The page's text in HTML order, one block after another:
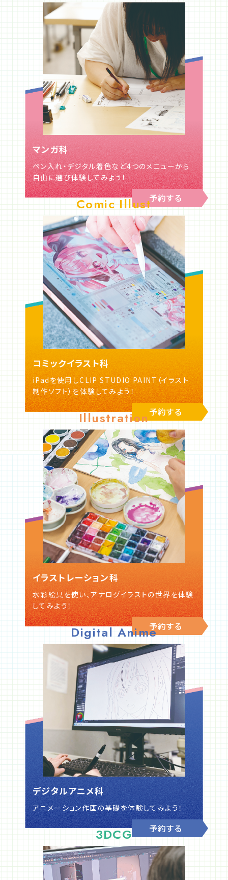
マンガ科
ペン入れ・デジタル着色など4つのメニューから
自由に選び体験してみよう！
予約する
Comic Illust
コミックイラスト科
iPadを使用しCLIP STUDIO PAINT（イラスト
制作ソフト）を体験してみよう！
予約する
Illustration
イラストレーション科
水彩絵具を使い、アナログイラストの世界を体験
してみよう！
予約する
Digital Anime
デジタルアニメ科
アニメーション作画の基礎を体験してみよう！
予約する
3DCG